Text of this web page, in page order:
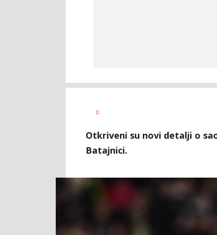
AUTOR
0
Otkriveni su novi detalji o
Batajnici.